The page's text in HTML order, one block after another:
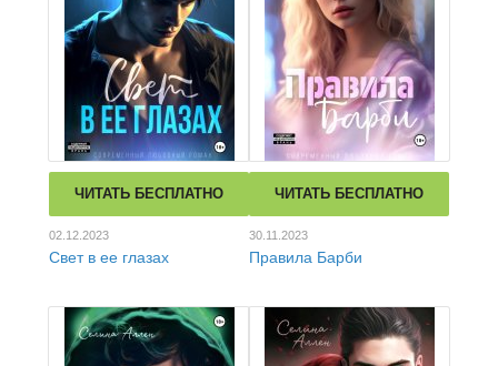
ЧИТАТЬ БЕСПЛАТНО
02.12.2023
Свет в ее глазах
ЧИТАТЬ БЕСПЛАТНО
30.11.2023
Правила Барби